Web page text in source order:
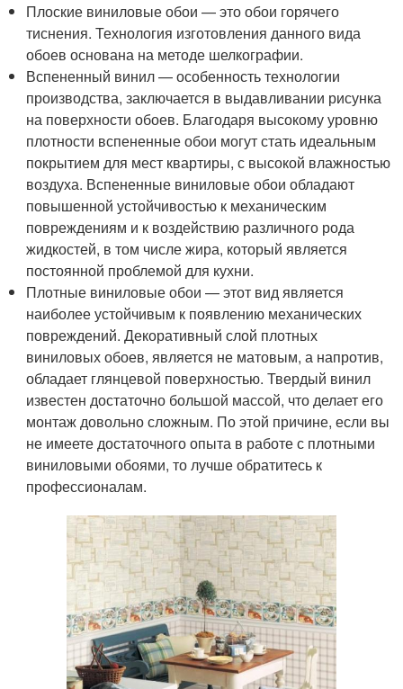
Плоские виниловые обои — это обои горячего
тиснения. Технология изготовления данного вида
обоев основана на методе шелкографии.
Вспененный винил — особенность технологии
производства, заключается в выдавливании рисунка
на поверхности обоев. Благодаря высокому уровню
плотности вспененные обои могут стать идеальным
покрытием для мест квартиры, с высокой влажностью
воздуха. Вспененные виниловые обои обладают
повышенной устойчивостью к механическим
повреждениям и к воздействию различного рода
жидкостей, в том числе жира, который является
постоянной проблемой для кухни.
Плотные виниловые обои — этот вид является
наиболее устойчивым к появлению механических
повреждений. Декоративный слой плотных
виниловых обоев, является не матовым, а напротив,
обладает глянцевой поверхностью. Твердый винил
известен достаточно большой массой, что делает его
монтаж довольно сложным. По этой причине, если вы
не имеете достаточного опыта в работе с плотными
виниловыми обоями, то лучше обратитесь к
профессионалам.